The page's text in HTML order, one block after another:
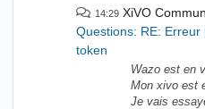
14:29 XiVO
Questions: RE:
token
Wazo est en
Mon xivo est
Je vais